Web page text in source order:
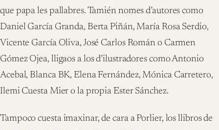
que papa les pallabres. Tamién nomes d’autores como
Daniel García Granda, Berta Piñán, María Rosa Serdio,
Vicente García Oliva, José Carlos Román o Carmen
Gómez Ojea, lligaos a los d’ilustradores como Antonio
Acebal, Blanca BK, Elena Fernández, Mónica Carretero,
Ilemi Cuesta Mier o la propia Ester Sánchez.
Tampoco cuesta imaxinar, de cara a Porlier, los llibros de